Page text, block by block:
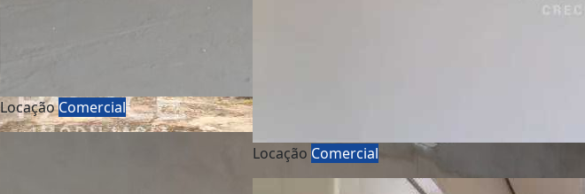
LocaçãoComercial
Locação Comercial